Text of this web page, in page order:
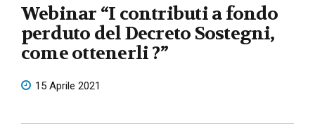
Webinar “I contributi a fondo
perduto del Decreto Sostegni,
come ottenerli ?”
15 Aprile 2021